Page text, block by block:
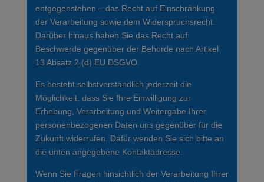
entgegenstehen – das Recht auf Einschränkung
der Verarbeitung sowie dem Widerspruchsrecht.
Darüber hinaus haben Sie das Recht auf
Beschwerde gegenüber der Behörde nach Artikel
13 Absatz 2 (d) EU DSGVO.
Es besteht selbstverständlich jederzeit die
Möglichkeit, dass Sie Ihre Einwilligung zur
Erhebung, Verarbeitung und Weitergabe Ihrer
personenbezogenen Daten uns gegenüber für die
Zukunft widerrufen. Dafür wenden Sie sich bitte an
die unten angegebene Kontaktadresse.
Wenn Sie Fragen hinsichtlich der Verarbeitung Ihrer